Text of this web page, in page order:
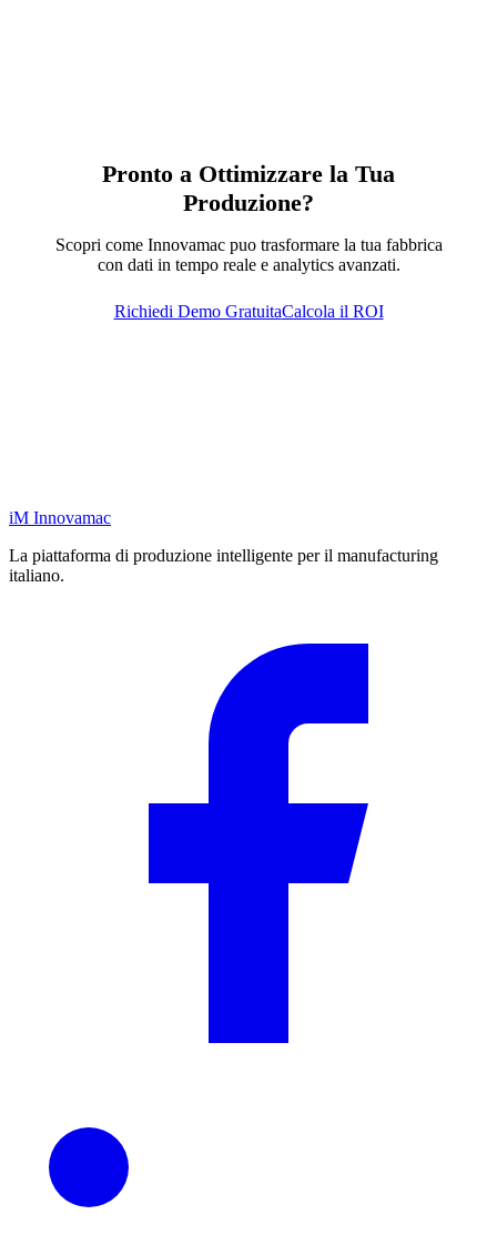
Pronto a Ottimizzare la Tua
Produzione?
Scopri come Innovamac puo trasformare la tua fabbrica
con dati in tempo reale e analytics avanzati.
Richiedi Demo GratuitaCalcola il ROI
iM Innovamac
La piattaforma di produzione intelligente per il manufacturing
italiano.